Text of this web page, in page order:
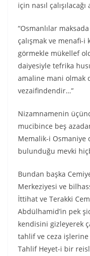
için nasıl
“Osmanlılar
çalışmak ve menafi-
görmekle mükellef
daiyesiyle tefrika
amaline mani olmak
vezaifindendir…”
Nizamnamenin
mucibince beş
Memalik-i
bulunduğu mevki
Bundan başka
Merkeziyesi ve
İttihat ve Terakki
Abdülhamid’in pek
kendisini gizleyerek
tahlif ve ceza
Tahlif Heyet-i bir